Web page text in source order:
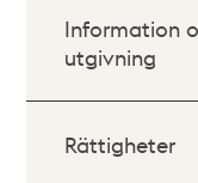
Information
utgivning
Rättigheter